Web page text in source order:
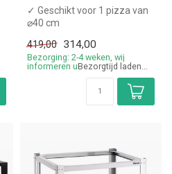
✓ Geschikt voor 1 pizza van
⌀40 cm
✓ 230 Volt
419,00 314,00
Bezorging: 2-4 weken, wij
informeren u